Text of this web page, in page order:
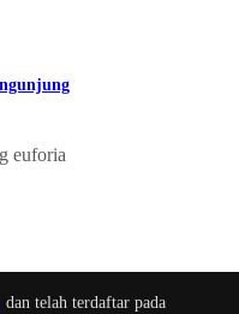
euforia
dan telah terdaftar pada